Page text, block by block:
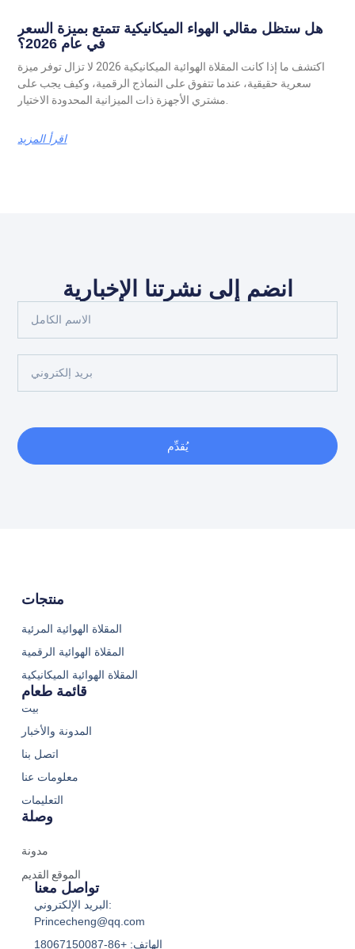
هل ستظل مقالي الهواء الميكانيكية تتمتع بميزة السعر
في عام 2026؟
اكتشف ما إذا كانت المقلاة الهوائية الميكانيكية 2026 لا تزال توفر ميزة
سعرية حقيقية، عندما تتفوق على النماذج الرقمية، وكيف يجب على
مشتري الأجهزة ذات الميزانية المحدودة الاختيار.
اقرأ المزيد
انضم إلى نشرتنا الإخبارية
يُقدِّم
منتجات
المقلاة الهوائية المرئية
المقلاة الهوائية الرقمية
المقلاة الهوائية الميكانيكية
قائمة طعام
بيت
المدونة والأخبار
اتصل بنا
معلومات عنا
التعليمات
وصلة
مدونة
الموقع القديم
تواصل معنا
البريد الإلكتروني:
Princecheng@qq.com